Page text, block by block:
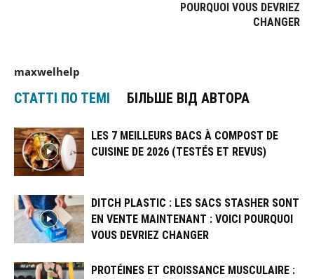
POURQUOI VOUS DEVRIEZ
CHANGER
maxwelhelp
СТАТТІ ПО ТЕМІ БІЛЬШЕ ВІД АВТОРА
LES 7 MEILLEURS BACS À COMPOST DE
CUISINE DE 2026 (TESTÉS ET REVUS)
DITCH PLASTIC : LES SACS STASHER SONT
EN VENTE MAINTENANT : VOICI POURQUOI
VOUS DEVRIEZ CHANGER
PROTÉINES ET CROISSANCE MUSCULAIRE :